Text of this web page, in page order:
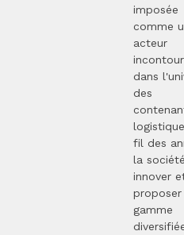
imposée
comme
acteur
dans
des
fil des
la
innover
proposer
gamme